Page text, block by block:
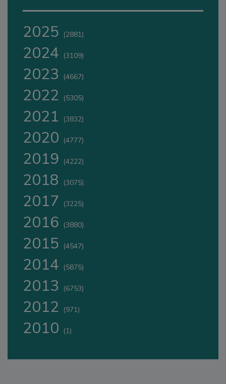
2025 (2881)
2024 (3109)
2023 (4667)
2022 (5305)
2021 (3832)
2020 (4777)
2019 (4222)
2018 (3075)
2017 (3225)
2016 (3880)
2015 (4547)
2014 (5875)
2013 (6753)
2012 (971)
2010 (1)